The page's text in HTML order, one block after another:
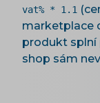
vat% * 1.1
marketplace
produkt splní
shop sám